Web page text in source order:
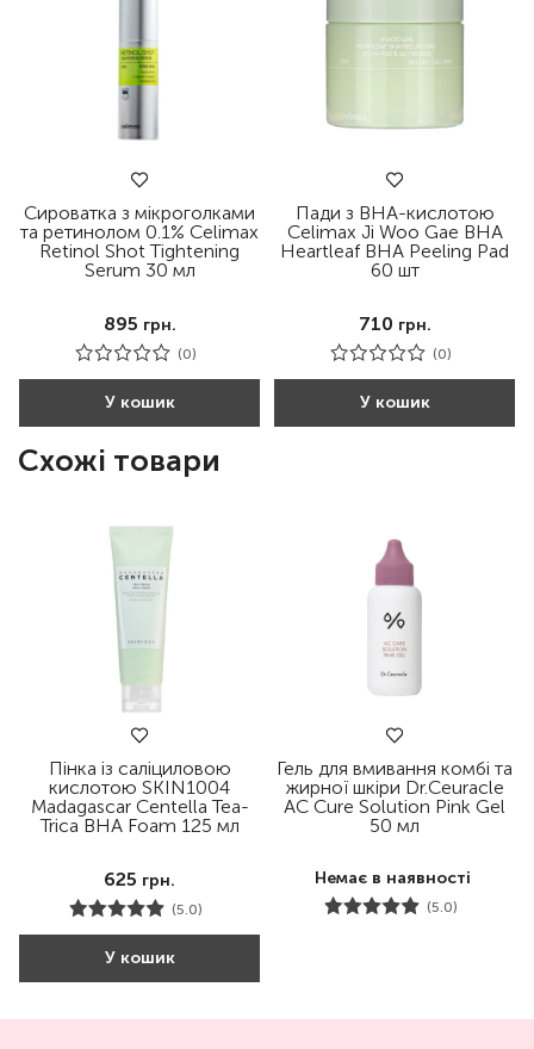
Сироватка з мікроголками
та ретинолом 0.1% Celimax
Retinol Shot Tightening
Serum 30 мл
895 грн.
(0)
У кошик
Пади з BHA-кислотою
Celimax Ji Woo Gae BHA
Heartleaf BHA Peeling Pad
60 шт
710 грн.
(0)
У кошик
Схожі товари
Пінка із саліциловою
кислотою SKIN1004
Madagascar Centella Tea-
Trica BHA Foam 125 мл
625 грн.
(5.0)
У кошик
Гель для вмивання комбі та
жирної шкіри Dr.Ceuracle
АC Cure Solution Pink Gel
50 мл
Немає в наявності
(5.0)